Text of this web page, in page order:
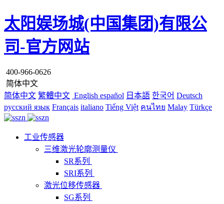
太阳娱场城(中国集团)有限公
司-官方网站
400-966-0626
简体中文
简体中文 繁體中文 English español 日本語 한국어 Deutsch
русский язык Français italiano Tiếng Việt คนไทย Malay Türkçe
工业传感器
三维激光轮廓测量仪
SR系列
SRI系列
激光位移传感器
SG系列